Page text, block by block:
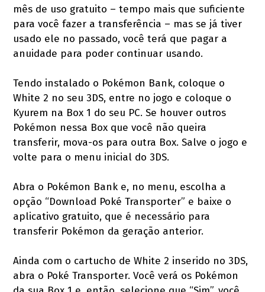
mês de uso gratuito – tempo mais que suficiente
para você fazer a transferência – mas se já tiver
usado ele no passado, você terá que pagar a
anuidade para poder continuar usando.
Tendo instalado o Pokémon Bank, coloque o
White 2 no seu 3DS, entre no jogo e coloque o
Kyurem na Box 1 do seu PC. Se houver outros
Pokémon nessa Box que você não queira
transferir, mova-os para outra Box. Salve o jogo e
volte para o menu inicial do 3DS.
Abra o Pokémon Bank e, no menu, escolha a
opção “Download Poké Transporter” e baixe o
aplicativo gratuito, que é necessário para
transferir Pokémon da geração anterior.
Ainda com o cartucho de White 2 inserido no 3DS,
abra o Poké Transporter. Você verá os Pokémon